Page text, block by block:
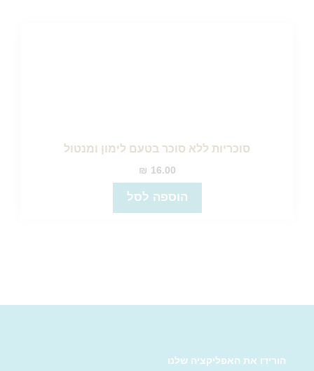
סוכריות ללא סוכר בטעם לימון ומנטול
₪ 16.00
הוספה לסל
הורידו את האפליקציה שלנו